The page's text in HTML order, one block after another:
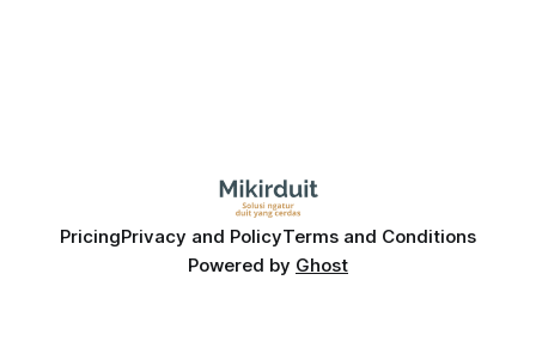
PricingPrivacy and PolicyTerms and Conditions
Powered by Ghost